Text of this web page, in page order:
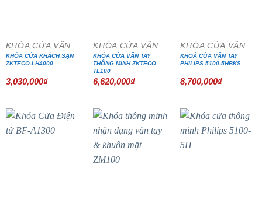
KHÓA CỬA VÂN TAY
KHÓA CỬA KHÁCH SẠN
ZKTECO-LH4000
3,030,000₫
KHÓA CỬA VÂN TAY
KHÓA CỬA VÂN TAY
THÔNG MINH ZKTECO
TL100
6,620,000₫
KHÓA CỬA VÂN TAY
KHOÁ CỬA VÂN TAY
PHILIPS 5100-5HBKS
8,700,000₫